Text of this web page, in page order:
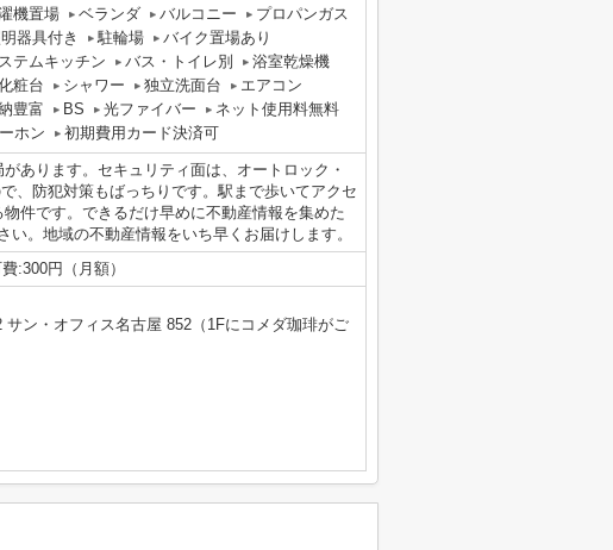
機置場 ベランダ バルコニー
プロパンガス
器具付き 駐輪場
バイク置場あり
テムキッチン バス・トイレ別
浴室乾燥機
粧台 シャワー 独立洗面台
エアコン
豊富 BS 光ファイバー
ネット使用料無料
ホン 初期費用カード決済可
あります。セキュリティ面は、オートロック・
、防犯対策もばっちりです。駅まで歩いてアクセ
件です。できるだけ早めに不動産情報を集めた
。地域の不動産情報をいち早くお届けします。
:300円（月額）
ン・オフィス名古屋 852（1Fにコメダ珈琲がご